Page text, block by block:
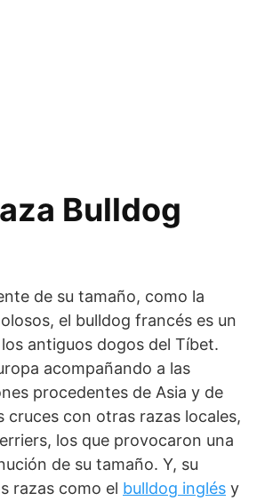
Bulldog
de su tamaño, como la
el bulldog francés es un
antiguos dogos del Tíbet.
acompañando a las
procedentes de Asia y de
cruces con otras razas locales,
los que provocaron una
de su tamaño. Y, su
razas como el bulldog inglés y